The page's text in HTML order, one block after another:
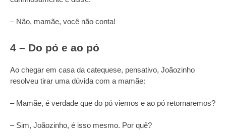
– Não, mamãe, você não conta!
4 – Do pó e ao pó
Ao chegar em casa da catequese, pensativo, Joãozinho
resolveu tirar uma dúvida com a mamãe:
– Mamãe, é verdade que do pó viemos e ao pó retornaremos?
– Sim, Joãozinho, é isso mesmo. Por quê?